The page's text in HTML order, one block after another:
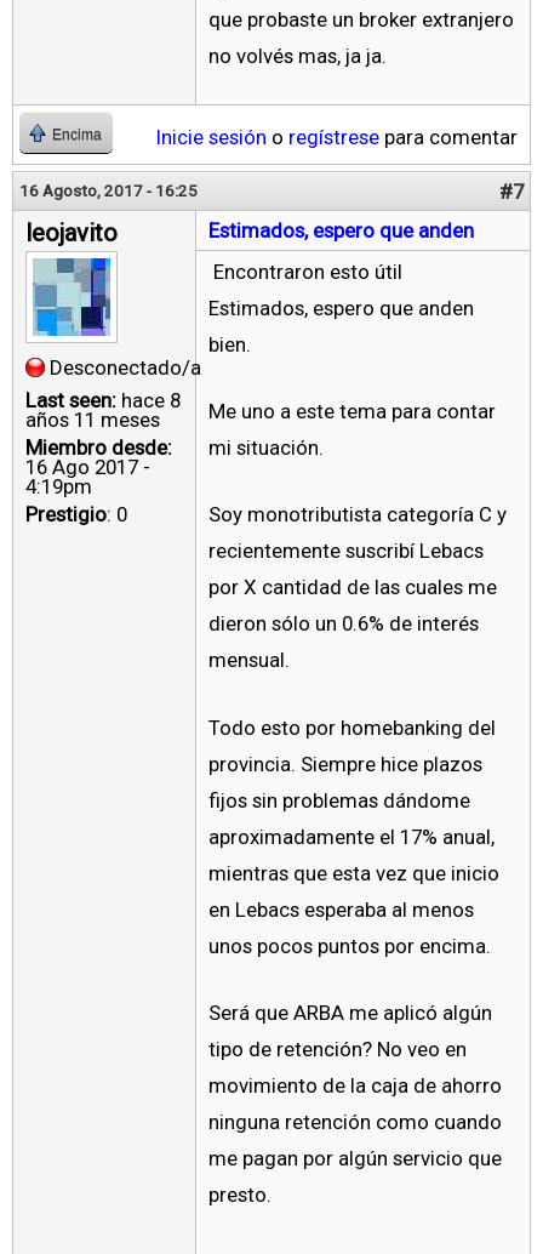
que probaste un broker extranjero
no volvés mas, ja ja.
Encima Inicie sesión o regístrese para comentar
16 Agosto, 2017 - 16:25 #7
leojavito
Desconectado/a
Last seen: hace 8
años 11 meses
Miembro desde:
16 Ago 2017 -
4:19pm
Prestigio: 0
Estimados, espero que anden
Encontraron esto útil
Estimados, espero que anden
bien.
Me uno a este tema para contar
mi situación.
Soy monotributista categoría C y
recientemente suscribí Lebacs
por X cantidad de las cuales me
dieron sólo un 0.6% de interés
mensual.
Todo esto por homebanking del
provincia. Siempre hice plazos
fijos sin problemas dándome
aproximadamente el 17% anual,
mientras que esta vez que inicio
en Lebacs esperaba al menos
unos pocos puntos por encima.
Será que ARBA me aplicó algún
tipo de retención? No veo en
movimiento de la caja de ahorro
ninguna retención como cuando
me pagan por algún servicio que
presto.